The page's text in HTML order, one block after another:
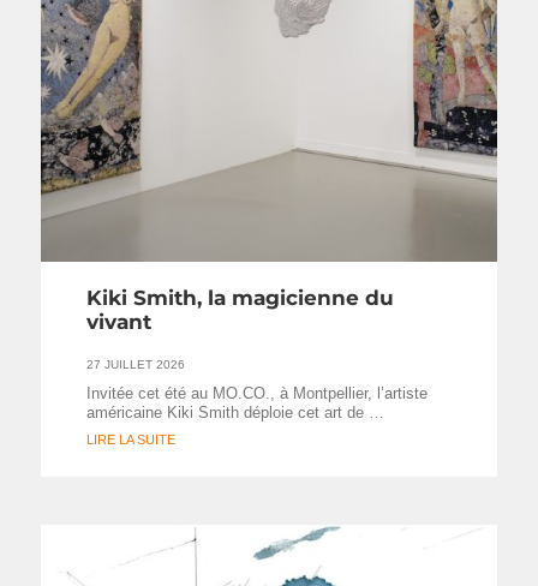
Kiki Smith, la magicienne du
vivant
27 JUILLET 2026
Invitée cet été au MO.CO., à Montpellier, l’artiste
américaine Kiki Smith déploie cet art de …
LIRE LA SUITE